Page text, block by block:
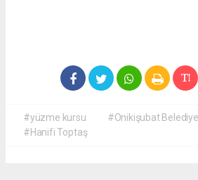
#yüzme kursu #Onikişubat
#Hanifi Toptaş